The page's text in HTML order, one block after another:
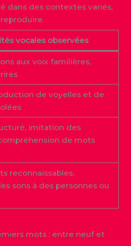
dans des contextes variés,
vocales observées
aux voix familières,
de voyelles et de
imitation des
de mots
reconnaissables,
sons à des personnes ou
mots : entre neuf et